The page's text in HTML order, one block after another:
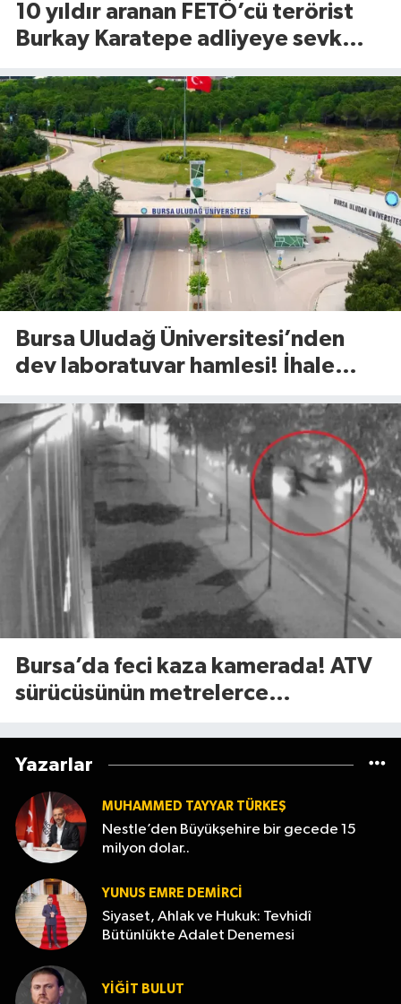
10 yıldır aranan FETÖ’cü terörist
Burkay Karatepe adliyeye sevk
Bursa Uludağ Üniversitesi’nden
dev laboratuvar hamlesi! İhale
Bursa’da feci kaza kamerada! ATV
sürücüsünün metrelerce
Yazarlar
MUHAMMED TAYYAR TÜRKEŞ
Nestle’den Büyükşehire bir gecede 15
milyon dolar..
YUNUS EMRE DEMIRCI
Siyaset, Ahlak ve Hukuk: Tevhidî
Bütünlükte Adalet Denemesi
YİĞİT BULUT